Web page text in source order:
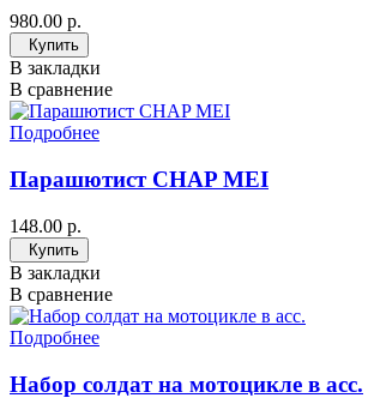
980.00 р.
Купить
В закладки
В сравнение
Подробнее
Парашютист CHAP MEI
148.00 р.
Купить
В закладки
В сравнение
Подробнее
Набор солдат на мотоцикле в асс.